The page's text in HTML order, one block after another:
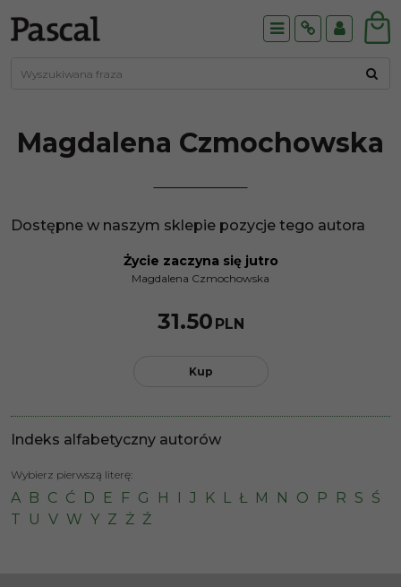
MenuInfoPanel
Magdalena Czmochowska
Dostępne w naszym sklepie pozycje tego autora
Życie zaczyna się jutro
Magdalena Czmochowska
31.50 PLN
Kup
Indeks alfabetyczny autorów
Wybierz pierwszą literę:
A B C Ć D E F G H I J K L Ł M N O P R S Ś
T
U V W Y Z Ż Ź